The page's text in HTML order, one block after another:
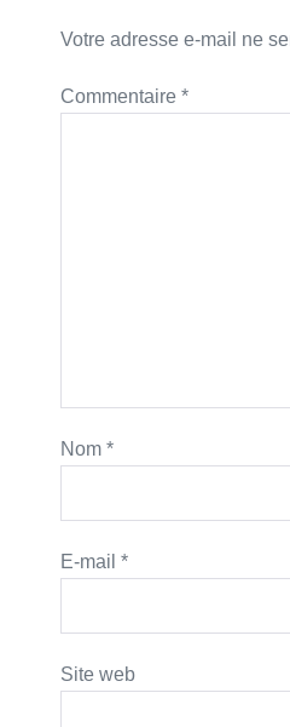
Votre adresse e-mail ne
Commentaire *
Nom *
E-mail *
Site web